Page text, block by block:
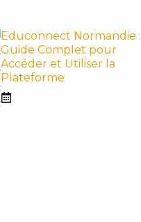
Educonnect Normandie :
Guide Complet pour
Accéder et Utiliser la
Plateforme